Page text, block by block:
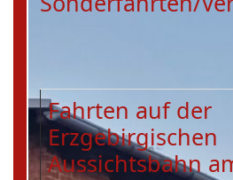
Fahrten auf der
Erzgebirgischen
Aussichtsbahn